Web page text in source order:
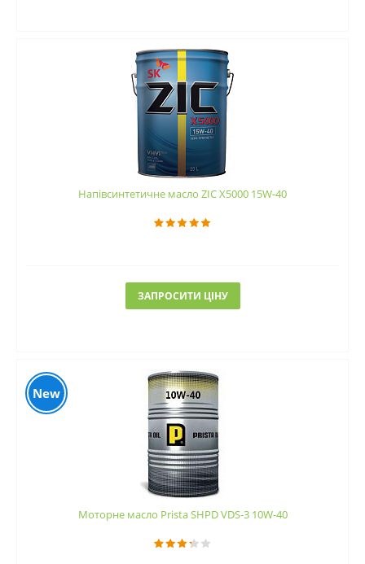
Напівсинтетичне масло ZIC X5000 15W-40
ЗАПРОСИТИ ЦІНУ
New
Моторне масло Prista SHPD VDS-3 10W-40